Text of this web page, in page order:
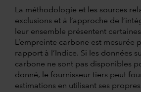
La méthodologie et les sources
exclusions et à l’approche de
leur ensemble présentent
L’empreinte carbone est mesurée
rapport à l’Indice. Si les données
carbone ne sont pas disponibles
donné, le fournisseur tiers peut
estimations en utilisant ses